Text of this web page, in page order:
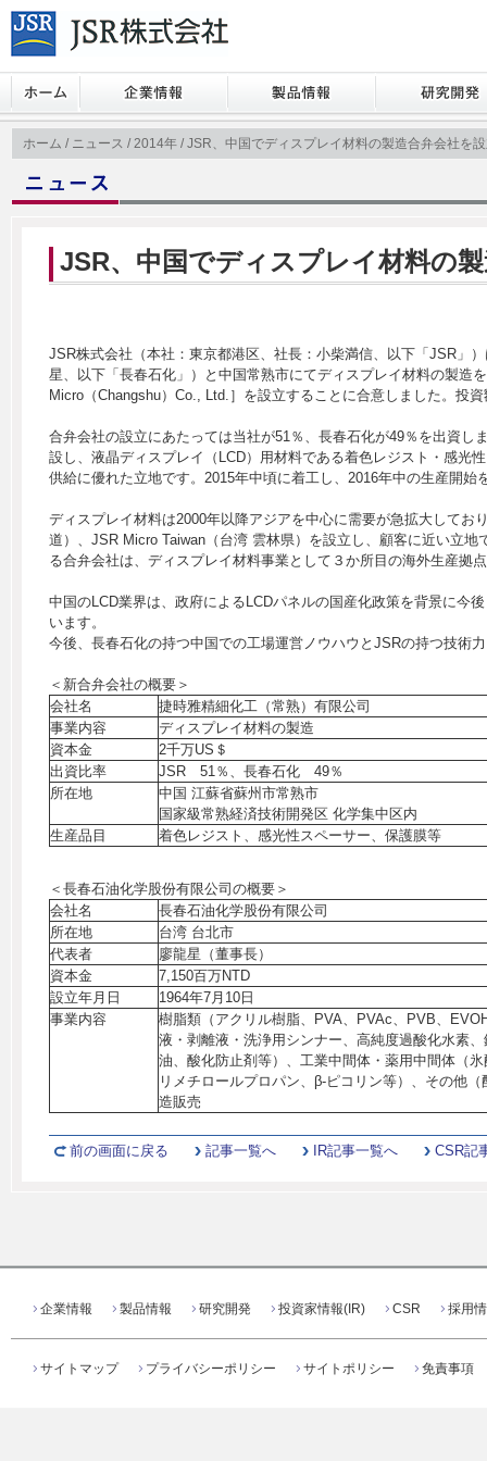
ホーム / ニュース / 2014年 / JSR、中国でディスプレイ材料の製造合弁会社を
JSR、中国でディスプレイ材料の
JSR株式会社（本社：東京都港区、社長：小柴満信、以下「JSR」
星、以下「長春石化」）と中国常熟市にてディスプレイ材料の製造
Micro（Changshu）Co., Ltd.］を設立することに合意しました。投
合弁会社の設立にあたっては当社が51％、長春石化が49％を出資
設し、液晶ディスプレイ（LCD）用材料である着色レジスト・感光
供給に優れた立地です。2015年中頃に着工し、2016年中の生産開始
ディスプレイ材料は2000年以降アジアを中心に需要が急拡大して
道）、JSR Micro Taiwan（台湾 雲林県）を設立し、顧客に近い立
る合弁会社は、ディスプレイ材料事業として３か所目の海外生産拠
中国のLCD業界は、政府によるLCDパネルの国産化政策を背景に今
います。
今後、長春石化の持つ中国での工場運営ノウハウとJSRの持つ技術
＜新合弁会社の概要＞
会社名
捷時雅精細化工（常熟）有限公司
事業内容
ディスプレイ材料の製造
資本金
2千万US＄
出資比率
JSR 51％、長春石化 49％
所在地
中国 江蘇省蘇州市常熟市
国家級常熟経済技術開発区 化学集中区内
生産品目
着色レジスト、感光性スペーサー、保護膜等
＜長春石油化学股份有限公司の概要＞
会社名
長春石油化学股份有限公司
所在地
台湾 台北市
代表者
廖龍星（董事長）
資本金
7,150百万NTD
設立年月日
1964年7月10日
事業内容
樹脂類（アクリル樹脂、PVA、PVAc、PVB、
液・剥離液・洗浄用シンナー、高純度過酸化水素
油、酸化防止剤等）、工業中間体・薬用中間体（
リメチロールプロパン、β-ピコリン等）、その他
造販売
前の画面に戻る 記事一覧へ IR記事一覧へ CSR記
企業情報 製品情報 研究開発 投資家情報(IR) CSR 採用
サイトマップ プライバシーポリシー サイトポリシー 免責事項